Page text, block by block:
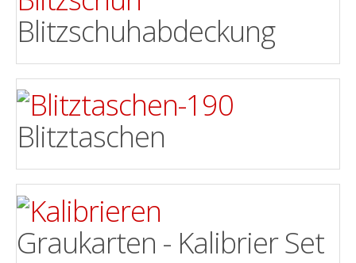
Blitzschuhabdeckung
Blitztaschen
Graukarten - Kalibrier Set